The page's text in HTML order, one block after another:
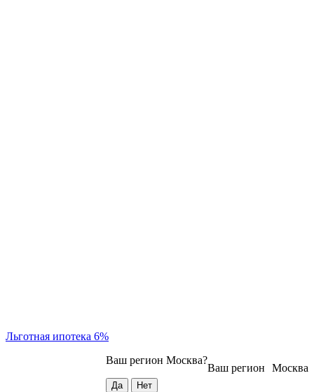
Льготная ипотека 6%
Москва
Ваш регион
Ваш регион Москва?